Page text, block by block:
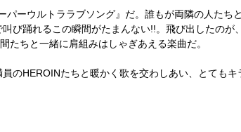
パーウルトララブソング』だ。誰もが両隣の人たち
び踊れるこの瞬間がたまんない!!。飛び出したのが
ちと一緒に肩組みはしゃぎあえる楽曲だ。
のHEROINたちと暖かく歌を交わしあい、とてもキ